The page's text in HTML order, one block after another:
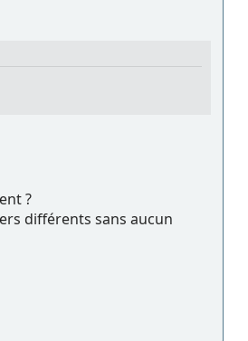
?
différents sans aucun